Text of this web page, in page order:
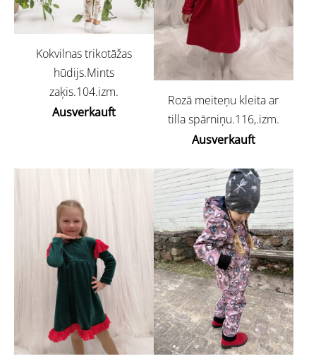
Kokvilnas trikotāžas
hūdijs.Mints
zaķis.104.izm.
Ausverkauft
Rozā meiteņu kleita ar
tilla spārniņu.116,.izm.
Ausverkauft